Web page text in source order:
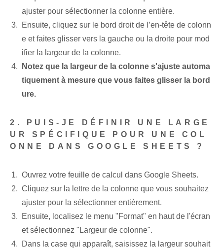
ajuster pour sélectionner la colonne entière.
Ensuite, cliquez sur le bord droit de l’en-tête de colonn
e et faites glisser vers la gauche ou la droite pour mod
ifier la largeur de la colonne.
Notez que la largeur de la colonne s'ajuste automa
tiquement à mesure que vous faites glisser la bord
ure.
2. PUIS-JE DÉFINIR UNE LARGE
UR SPÉCIFIQUE POUR UNE COL
ONNE DANS GOOGLE SHEETS ?
Ouvrez votre feuille de calcul dans Google Sheets.
Cliquez sur la lettre de la colonne que vous souhaitez
ajuster pour la sélectionner entièrement.
Ensuite, localisez le menu "Format" en haut de l'écran
et sélectionnez "Largeur de colonne".
Dans la case qui apparaît, saisissez la largeur souhait